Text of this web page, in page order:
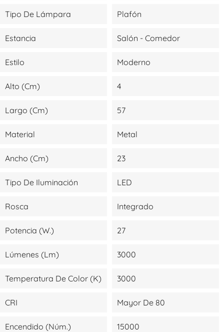
Tipo De Lámpara Plafón
Estancia Salón - Comedor
Estilo Moderno
Alto (cm) 4
Largo (cm) 57
Material Metal
Ancho (cm) 23
Tipo De Iluminación LED
Rosca Integrado
Potencia (W.) 27
Lúmenes (lm) 3000
Temperatura De Color (K) 3000
CRI Mayor De 80
Encendido (Núm.) 15000